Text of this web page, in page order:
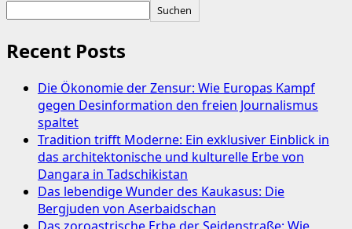
Suchen
Recent Posts
Die Ökonomie der Zensur: Wie Europas Kampf
gegen Desinformation den freien Journalismus
spaltet
Tradition trifft Moderne: Ein exklusiver Einblick in
das architektonische und kulturelle Erbe von
Dangara in Tadschikistan
Das lebendige Wunder des Kaukasus: Die
Bergjuden von Aserbaidschan